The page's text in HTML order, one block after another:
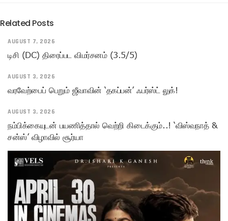
Related Posts
AUGUST 7, 2026
டிசி (DC) திரைப்பட விமர்சனம் (3.5/5)
AUGUST 3, 2026
வரவேற்பைப் பெறும் ஜீவாவின் ‘தகப்பன்’ ஃபர்ஸ்ட் லுக்!
AUGUST 3, 2026
நம்பிக்கையுடன் பயணித்தால் வெற்றி கிடைக்கும்..! ‘விஸ்வநாத் &
சன்ஸ்’ விழாவில் சூர்யா